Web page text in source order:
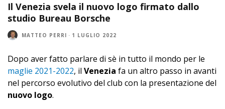
Il Venezia svela il nuovo logo firmato dallo
studio Bureau Borsche
MATTEO PERRI · 1 LUGLIO 2022
Dopo aver fatto parlare di sè in tutto il mondo per le
maglie 2021-2022, il Venezia fa un altro passo in avanti
nel percorso evolutivo del club con la presentazione del
nuovo logo.